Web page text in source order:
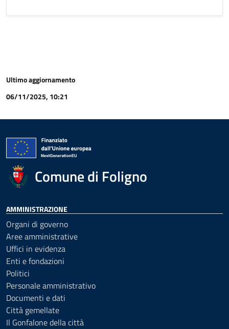
Ultimo aggiornamento
06/11/2025, 10:21
Comune di Foligno
AMMINISTRAZIONE
Organi di governo
Aree amministrative
Uffici in evidenza
Enti e fondazioni
Politici
Personale amministrativo
Documenti e dati
Città gemellate
Il Gonfalone della città